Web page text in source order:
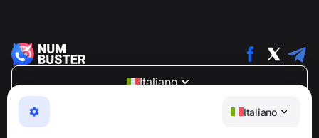
Italiano
Italiano
NumBuster © 2013—2026 ·
support@numbuster.com
Un'app facile da usare che ti protegge da truffe